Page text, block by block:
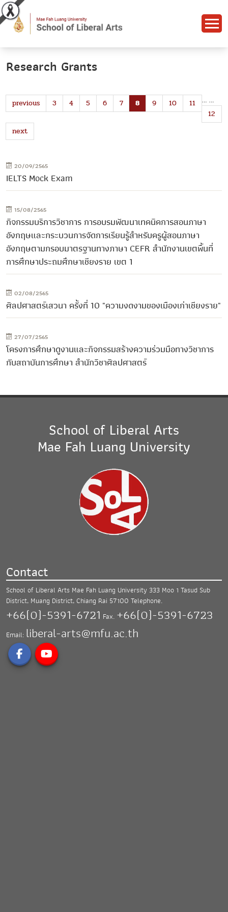
Research Grants
previous …
3 4 5 6 7 8 9 10
11
12
…
next
20/09/2565
IELTS Mock Exam
15/08/2565
กิจกรรมบริการวิชาการ การอบรมพัฒนาเทคนิคการสอนภาษา
อังกฤษและกระบวนการจัดการเรียนรู้สำหรับครูผู้สอนภาษา
อังกฤษตามกรอบมาตรฐานทางภาษา CEFR สำนักงานเขตพื้นที่
การศึกษาประถมศึกษาเชียงราย เขต 1
02/08/2565
ศิลปศาสตร์เสวนา ครั้งที่ 10 "ความงดงามของเมืองเก่าเชียงราย"
27/07/2565
โครงการศึกษาดูงานและกิจกรรมสร้างความร่วมมือทางวิชาการ
กับสถาบันการศึกษา สำนักวิชาศิลปศาสตร์
School of Liberal Arts
Mae Fah Luang University
Contact
School of Liberal Arts Mae Fah Luang University 333 Moo 1 Tasud Sub
District, Muang District,Chiang Rai 57100 Telephone.
+66(0)-5391-6721 Fax. +66(0)-5391-6723
Email: liberal-arts@mfu.ac.th